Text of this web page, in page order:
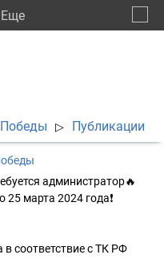
Eще
▷ Публикации
администратор🔥
марта 2024 года❗
соответствие с ТК РФ